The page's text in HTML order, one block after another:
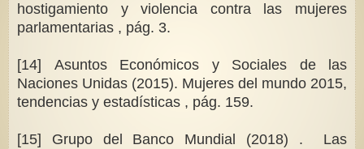
hostigamiento y violencia contra las mujeres
parlamentarias , pág. 3.
[14] Asuntos Económicos y Sociales de las
Naciones Unidas (2015). Mujeres del mundo 2015,
tendencias y estadísticas , pág. 159.
[15] Grupo del Banco Mundial (2018) . Las